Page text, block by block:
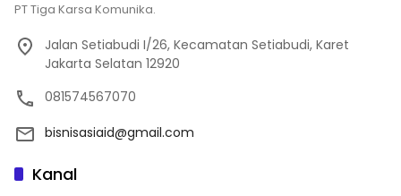
PT Tiga Karsa Komunika.
Jalan Setiabudi I/26, Kecamatan Setiabudi, Karet
Jakarta Selatan 12920
081574567070
bisnisasiaid@gmail.com
Kanal